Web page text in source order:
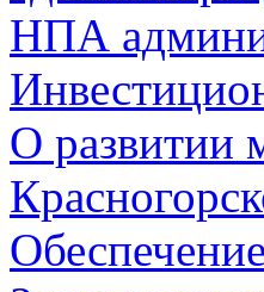
НПА
О развитии